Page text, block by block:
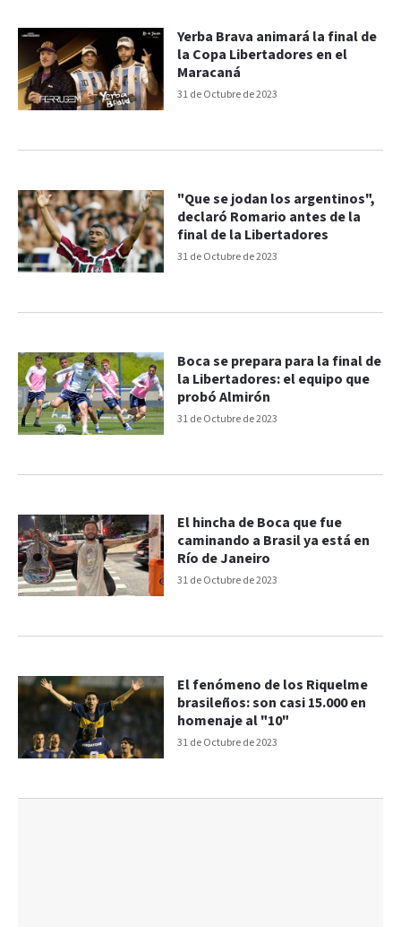
31 de Octubre de 2023
Yerba Brava animará la final de
la Copa Libertadores en el
Maracaná
31 de Octubre de 2023
"Que se jodan los argentinos",
declaró Romario antes de la
final de la Libertadores
31 de Octubre de 2023
Boca se prepara para la final de
la Libertadores: el equipo que
probó Almirón
31 de Octubre de 2023
El hincha de Boca que fue
caminando a Brasil ya está en
Río de Janeiro
31 de Octubre de 2023
El fenómeno de los Riquelme
brasileños: son casi 15.000 en
homenaje al "10"